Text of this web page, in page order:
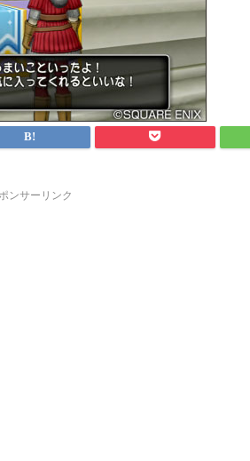
ンサーリンク